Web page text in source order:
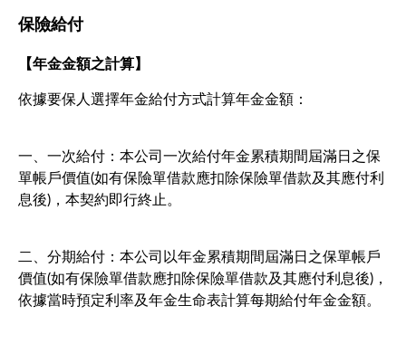
保險給付
【年金金額之計算】
依據要保人選擇年金給付方式計算年金金額：
一、一次給付：本公司一次給付年金累積期間屆滿日之保
單帳戶價值(如有保險單借款應扣除保險單借款及其應付利
息後)，本契約即行終止。
二、分期給付：本公司以年金累積期間屆滿日之保單帳戶
價值(如有保險單借款應扣除保險單借款及其應付利息後)，
依據當時預定利率及年金生命表計算每期給付年金金額。